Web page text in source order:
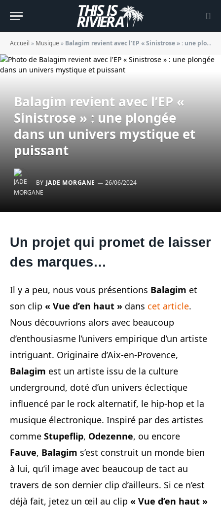
Accueil » Musique » Balagim revient avec l’EP « Sinistrose » : une plongée dans un univers mystique et puissant
Balagim revient avec l’EP «
Sinistrose » : une plongée
dans un univers mystique et
puissant
BY JADE MORGANE 26/06/2024
Un projet qui promet de laisser
des marques…
Il y a peu, nous vous présentions Balagim et
son clip « Vue d’en haut » dans cet article.
Nous découvrions alors avec beaucoup
d’enthousiasme l’univers empirique d’un artiste
intriguant. Originaire d’Aix-en-Provence,
Balagim est un artiste issu de la culture
underground, doté d’un univers éclectique
influencé par le rock alternatif, le hip-hop et la
musique électronique. Inspiré par des artistes
comme Stupeflip, Odezenne, ou encore
Fauve, Balagim s’est construit un monde bien
à lui, qu’il image avec beaucoup de tact au
travers de son dernier clip d’ailleurs. Si ce n’est
déjà fait, jetez un œil au clip « Vue d’en haut »